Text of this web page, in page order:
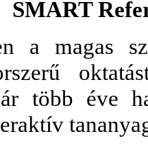
SMART
a magas
több éve